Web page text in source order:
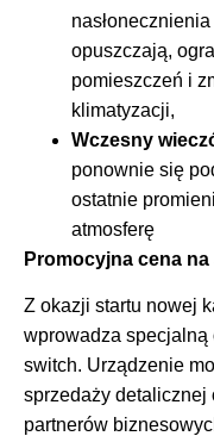
opuszczają,
pomieszczeń i
klimatyzacji,
Wczesny
ponownie się
ostatnie
atmosferę
Promocyjna cena
Z okazji startu nowej
wprowadza
switch. Urządzenie
sprzedaży detalicznej
partnerów